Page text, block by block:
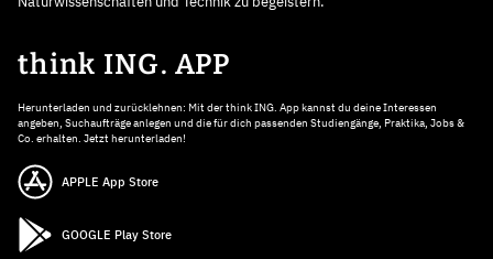
think ING. APP
Herunterladen und zurücklehnen: Mit der think ING. App kannst du deine Interessen
angeben, Suchaufträge anlegen und die für dich passenden Studiengänge, Praktika, Jobs &
Co. erhalten. Jetzt herunterladen!
APPLE App Store
GOOGLE Play Store